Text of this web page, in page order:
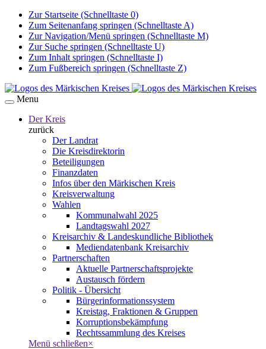
Zur Startseite (Schnelltaste 0)
Zum Seitenanfang springen (Schnelltaste A)
Zur Navigation/Menü springen (Schnelltaste M)
Zur Suche springen (Schnelltaste U)
Zum Inhalt springen (Schnelltaste I)
Zum Fußbereich springen (Schnelltaste Z)
Menu
Der Kreis
zurück
Der Landrat
Die Kreisdirektorin
Beteiligungen
Finanzdaten
Infos über den Märkischen Kreis
Kreisverwaltung
Wahlen
Kommunalwahl 2025
Landtagswahl 2027
Kreisarchiv & Landeskundliche Bibliothek
Mediendatenbank Kreisarchiv
Partnerschaften
Aktuelle Partnerschaftsprojekte
Austausch fördern
Politik - Übersicht
Bürgerinformationssystem
Kreistag, Fraktionen & Gruppen
Korruptionsbekämpfung
Rechtssammlung des Kreises
Menü schließen×